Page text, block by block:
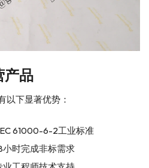
产品
以下显著优势：
61000-6-2工业标准
时完成非标需求